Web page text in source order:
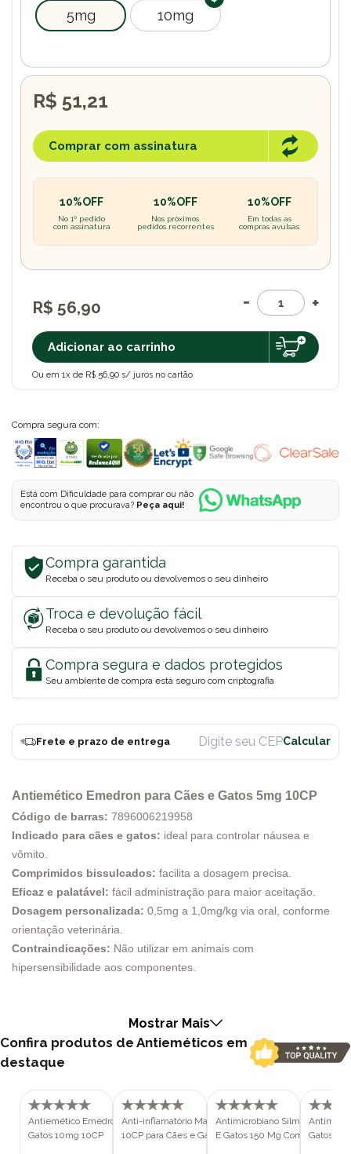
5mg 10mg
R$ 56,90
Adicionar ao carrinho
Ou em 1x de R$ 56,90 s/ juros no cartão
R$ 51,21
Comprar com assinatura
10%OFF
No 1º pedido
com assinatura
10%OFF
Nos próximos
pedidos recorrentes
10%OFF
Em todas as
compras avulsas
Compra segura com:
Está com Dificuldade para comprar ou não
encontrou o que procurava? Peça aqui!
Compra garantida
Receba o seu produto ou devolvemos o seu dinheiro
Troca e devolução fácil
Receba o seu produto ou devolvemos o seu dinheiro
Compra segura e dados protegidos
Seu ambiente de compra está seguro com criptografia
Frete e prazo de entrega
Antiemético Emedron para Cães e Gatos 5mg 10CP
Código de barras: 7896006219958
Indicado para cães e gatos: ideal para controlar náusea e
vômito.
Comprimidos bissulcados: facilita a dosagem precisa.
Eficaz e palatável: fácil administração para maior aceitação.
Dosagem personalizada: 0,5mg a 1,0mg/kg via oral, conforme
orientação veterinária.
Contraindicações: Não utilizar em animais com
hipersensibilidade aos componentes.
para controlar a náusea e o vômito dos seus pets. Especialmente
formulado para cães e gatos, este medicamento é indicado para
situações onde o controle desses sintomas é essencial para o
Indicações do Emedron
O Emedron é indicado para cães e gatos adultos, de todos os
portes de raça. Este antiemético é administrado via oral e é ideal
Mostrar Mais
Confira produtos de Antieméticos em
destaque
Antiemético Emedron para Cães e
Gatos 10mg 10CP
Anti-inflamatório Maxicam 2,0 mg
10CP para Cães e Gatos
Antimicrobiano Silmox CL Para
E Gatos 150 Mg Com 10CP
Gatos